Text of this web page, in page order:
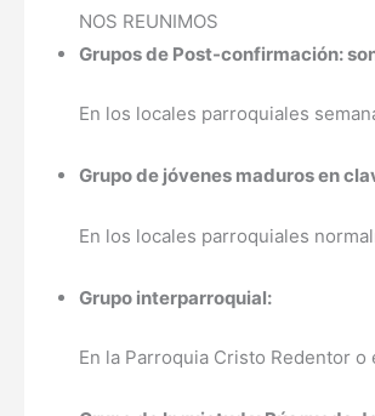
NOS REUNIMOS
Grupos de Post-confirmación:
En los locales parroquiales
Grupo de jóvenes maduros en
En los locales parroquiales
Grupo interparroquial:
En la Parroquia Cristo Redentor